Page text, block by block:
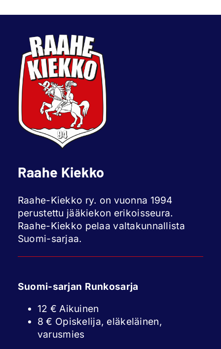
Raahe Kiekko
Raahe-Kiekko ry. on vuonna 1994
perustettu jääkiekon erikoisseura.
Raahe-Kiekko pelaa valtakunnallista
Suomi-sarjaa.
Suomi-sarjan Runkosarja
12 € Aikuinen
8 € Opiskelija, eläkeläinen,
varusmies